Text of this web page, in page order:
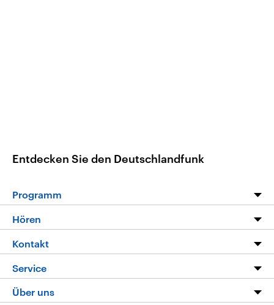
Entdecken Sie den Deutschlandfunk
Programm
Die Nachrichten
Nachrichtenleicht
Neue Beiträge auf dlf.de
Hören
Livestream
Podcasts
Deutschlandfunk App
Kontakt
Service
FAQ
Über uns